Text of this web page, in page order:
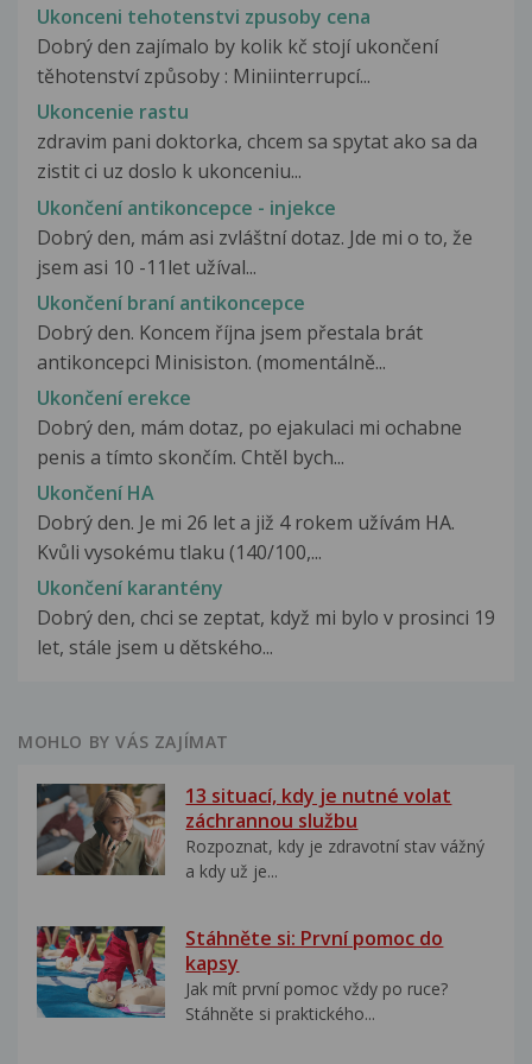
Ukonceni tehotenstvi zpusoby cena
Dobrý den zajímalo by kolik kč stojí ukončení
těhotenství způsoby : Miniinterrupcí...
Ukoncenie rastu
zdravim pani doktorka, chcem sa spytat ako sa da
zistit ci uz doslo k ukonceniu...
Ukončení antikoncepce - injekce
Dobrý den, mám asi zvláštní dotaz. Jde mi o to, že
jsem asi 10 -11let užíval...
Ukončení braní antikoncepce
Dobrý den. Koncem října jsem přestala brát
antikoncepci Minisiston. (momentálně...
Ukončení erekce
Dobrý den, mám dotaz, po ejakulaci mi ochabne
penis a tímto skončím. Chtěl bych...
Ukončení HA
Dobrý den. Je mi 26 let a již 4 rokem užívám HA.
Kvůli vysokému tlaku (140/100,...
Ukončení karantény
Dobrý den, chci se zeptat, když mi bylo v prosinci 19
let, stále jsem u dětského...
MOHLO BY VÁS ZAJÍMAT
13 situací, kdy je nutné volat
záchrannou službu
Rozpoznat, kdy je zdravotní stav vážný
a kdy už je...
Stáhněte si: První pomoc do
kapsy
Jak mít první pomoc vždy po ruce?
Stáhněte si praktického...